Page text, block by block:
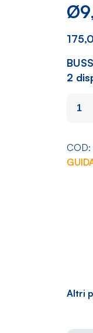
2
L.35
COD:
Altri